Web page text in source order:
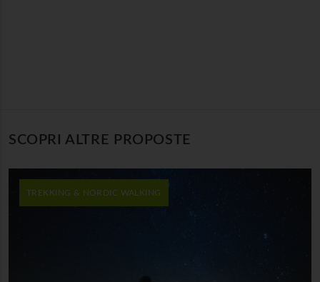
SCOPRI ALTRE PROPOSTE
TREKKING & NORDIC WALKING